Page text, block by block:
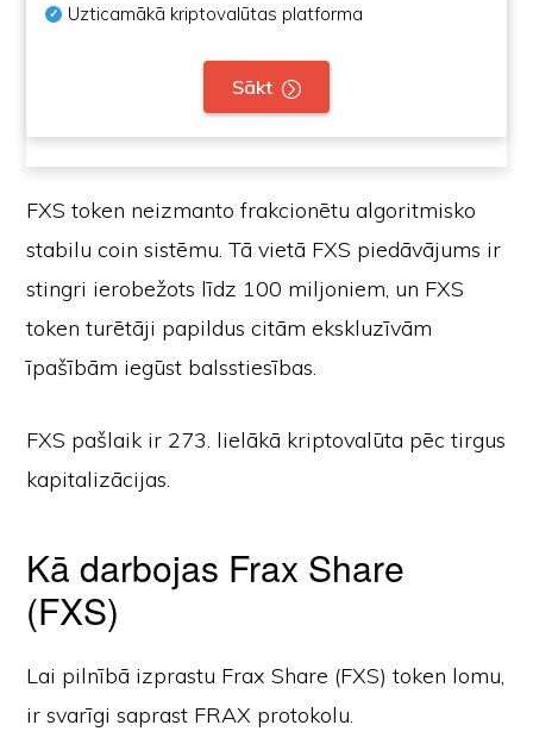
Uzticamākā kriptovalūtas platforma
Sākt
FXS token neizmanto frakcionētu algoritmisko
stabilu coin sistēmu. Tā vietā FXS piedāvājums ir
stingri ierobežots līdz 100 miljoniem, un FXS
token turētāji papildus citām ekskluzīvām
īpašībām iegūst balsstiesības.
FXS pašlaik ir 273. lielākā kriptovalūta pēc tirgus
kapitalizācijas.
Kā darbojas Frax Share
(FXS)
Lai pilnībā izprastu Frax Share (FXS) token lomu,
ir svarīgi saprast FRAX protokolu.